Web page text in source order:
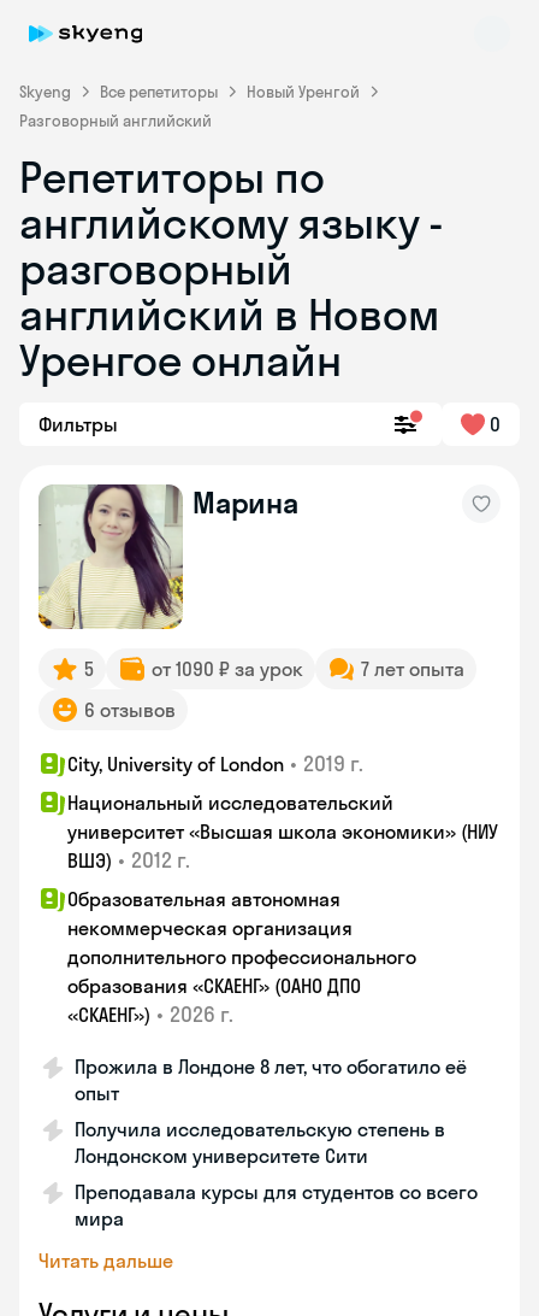
Skyeng Все репетиторы
Новый Уренгой
Разговорный английский
Репетиторы по
английскому языку -
разговорный
английский в Новом
Уренгое онлайн
Фильтры 0
Марина
5 от 1090 ₽ за урок
7 лет опыта
6 отзывов
City, University of London • 2019 г.
Национальный исследовательский
университет «Высшая школа экономики» (НИУ
ВШЭ) • 2012 г.
Образовательная автономная
некоммерческая организация
дополнительного профессионального
образования «СКАЕНГ» (ОАНО ДПО
«СКАЕНГ») • 2026 г.
Прожила в Лондоне 8 лет, что обогатило её
опыт
Получила исследовательскую степень в
Лондонском университете Сити
Преподавала курсы для студентов со всего
мира
Читать дальше
Skyeng Chat